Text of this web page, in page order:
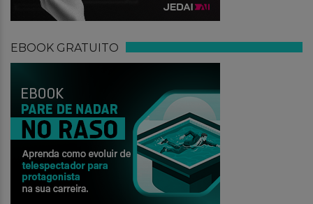
EBOOK GRATUITO